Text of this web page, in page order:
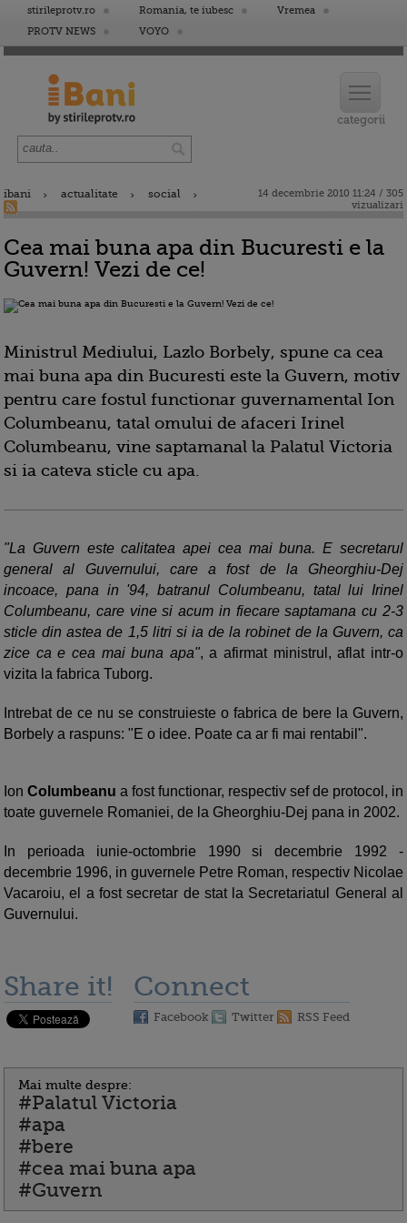
stirileprotv.ro Romania, te iubesc
Vremea
PROTV NEWS
VOYO
ibani actualitate social
14 decembrie 2010 11:24 / 305
vizualizari
Cea mai buna apa din Bucuresti e la
Guvern! Vezi de ce!
Ministrul Mediului, Lazlo Borbely, spune ca cea
mai buna apa din Bucuresti este la Guvern, motiv
pentru care fostul functionar guvernamental Ion
Columbeanu, tatal omului de afaceri Irinel
Columbeanu, vine saptamanal la Palatul Victoria
si ia cateva sticle cu apa.
"La Guvern este calitatea apei cea mai buna. E secretarul
general al Guvernului, care a fost de la Gheorghiu-Dej
incoace, pana in '94, batranul Columbeanu, tatal lui Irinel
Columbeanu, care vine si acum in fiecare saptamana cu 2-3
sticle din astea de 1,5 litri si ia de la robinet de la Guvern, ca
zice ca e cea mai buna apa", a afirmat ministrul, aflat intr-o
vizita la fabrica Tuborg.
Intrebat de ce nu se construieste o fabrica de bere la Guvern,
Borbely a raspuns: "E o idee. Poate ca ar fi mai rentabil".
Ion Columbeanu a fost functionar, respectiv sef de protocol, in
toate guvernele Romaniei, de la Gheorghiu-Dej pana in 2002.
In perioada iunie-octombrie 1990 si decembrie 1992 -
decembrie 1996, in guvernele Petre Roman, respectiv Nicolae
Vacaroiu, el a fost secretar de stat la Secretariatul General al
Guvernului.
Share it! Connect
Facebook Twitter RSS Feed
Mai multe despre:
#Palatul Victoria
#apa
#bere
#cea mai buna apa
#Guvern